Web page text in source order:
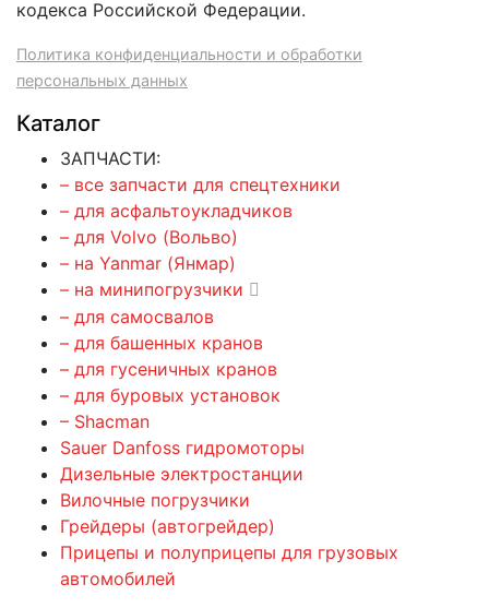
кодекса Российской Федерации.
Политика конфиденциальности и обработки
персональных данных
Каталог
ЗАПЧАСТИ:
– все запчасти для спецтехники
– для асфальтоукладчиков
– для Volvo (Вольво)
– на Yanmar (Янмар)
– на минипогрузчики
– для самосвалов
– для башенных кранов
– для гусеничных кранов
– для буровых установок
– Shacman
Sauer Danfoss гидромоторы
Дизельные электростанции
Вилочные погрузчики
Грейдеры (автогрейдер)
Прицепы и полуприцепы для грузовых
автомобилей